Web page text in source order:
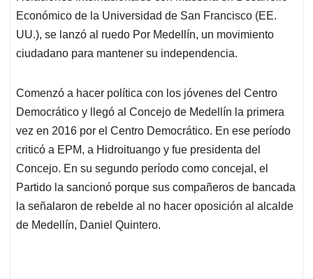
Económico de la Universidad de San Francisco (EE.
UU.), se lanzó al ruedo Por Medellín, un movimiento
ciudadano para mantener su independencia.
Comenzó a hacer política con los jóvenes del Centro
Democrático y llegó al Concejo de Medellín la primera
vez en 2016 por el Centro Democrático. En ese período
criticó a EPM, a Hidroituango y fue presidenta del
Concejo. En su segundo período como concejal, el
Partido la sancionó porque sus compañeros de bancada
la señalaron de rebelde al no hacer oposición al alcalde
de Medellín, Daniel Quintero.